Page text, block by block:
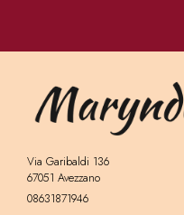
Via Garibaldi 136
67051 Avezzano
08631871946